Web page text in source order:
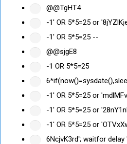
@@TgHT4
-1' OR 5*5=25 or
-1' OR 5*5=25 --
@@sjgE8
-1 OR 5*5=25
-1' OR 5*5=25 or
-1' OR 5*5=25 or
-1' OR 5*5=25 or
6NcjvK3rd'; waitfor delay